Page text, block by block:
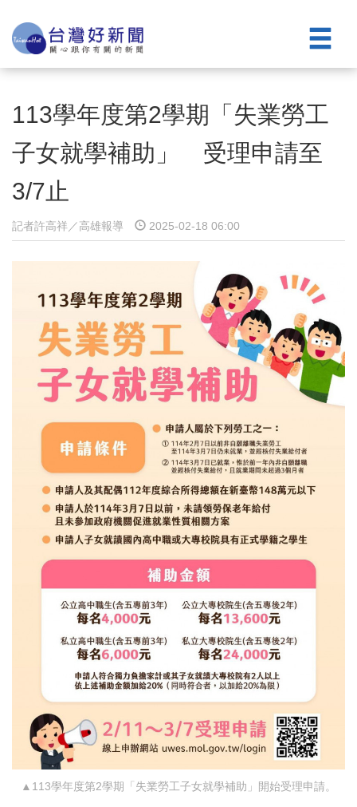
113學年度第2學期「失業勞工
子女就學補助」 受理申請至
3/7止
記者許高祥／高雄報導 2025-02-18 06:00
▲113學年度第2學期「失業勞工子女就學補助」開始受理申請。